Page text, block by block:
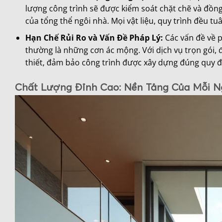
lượng công trình sẽ được kiểm soát chặt chẽ và
của tổng thể ngôi nhà. Mọi vật liệu, quy trình đều
Hạn Chế Rủi Ro và Vấn Đề Pháp Lý: Các vấn đề về
thường là những cơn ác mộng. Với dịch vụ trọn
thiết, đảm bảo công trình được xây dựng đúng quy
Chất Lượng Đỉnh Cao: Nền Tảng Của Mỗi